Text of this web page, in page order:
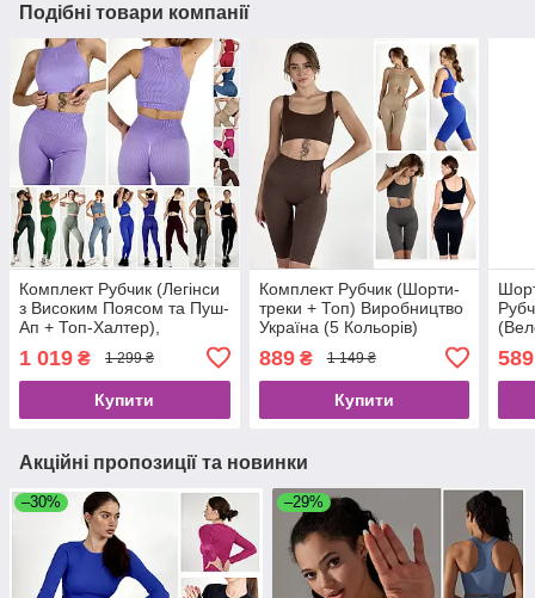
Подібні товари компанії
Комплект Рубчик (Легінси
з Високим Поясом та Пуш-
Ап + Топ-Халтер),
Виробництво Україна (20
Кольорів)
1 019 ₴ 1 299 ₴
Купити
Комплект Рубчик (Шорти-
треки + Топ) Виробництво
Україна (5 Кольорів)
889₴ 1 149 ₴
Купити
589
Акційні пропозиції та новинки
–30% –29%